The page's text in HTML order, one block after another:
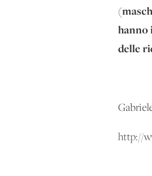
hanno
delle
http://